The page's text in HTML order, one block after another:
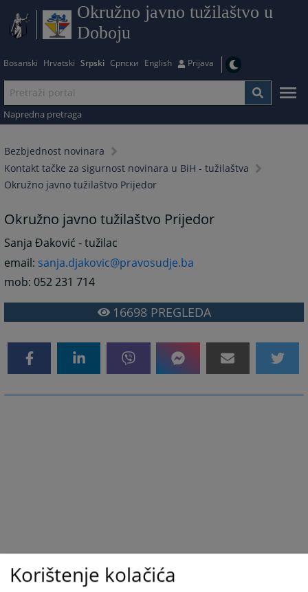
Okružno javno tužilaštvo u
Doboju
Bosanski Hrvatski Srpski Српски English Prijava
Napredna pretraga
Bezbjednost novinara
Kontakt tačke za sigurnost novinara u BiH - tužilaštva
Okružno javno tužilaštvo Prijedor
Okružno javno tužilaštvo Prijedor
Sanja Đaković - tužilac
email: sanja.djakovic@pravosudje.ba
mob: 052 231 714
16698PREGLEDA
Korištenje kolačića